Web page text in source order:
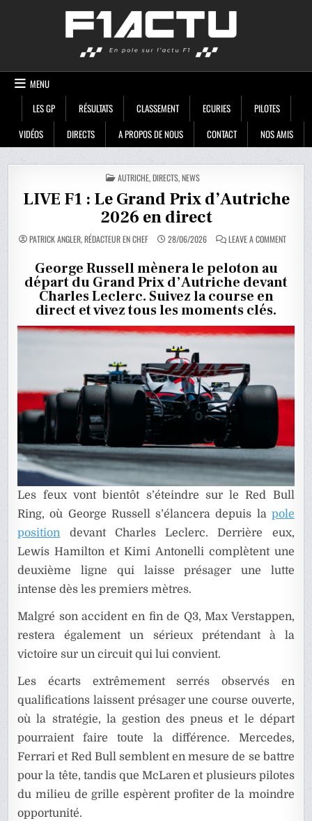
MENU
LES GP
RÉSULTATS CLASSEMENT ECURIES
PILOTES
VIDÉOS
DIRECTS A PROPOS DE NOUS CONTACT NOS AMIS
POSTED
IN
AUTRICHE,DIRECTS,NEWS
LIVE F1 : Le Grand Prix d’Autriche
2026 en direct
PATRICK ANGLER, RÉDACTEUR EN CHEF 28/06/2026 LEAVE A COMMENTON
GRAND
PRIX
George Russell mènera le peloton au
départ du Grand Prix d’Autriche devant
Charles Leclerc. Suivez la course en
direct et vivez tous les moments clés.
Les feux vont bientôt s’éteindre sur le Red Bull
Ring, où George Russell s’élancera depuis la pole
position devant Charles Leclerc. Derrière eux,
Lewis Hamilton et Kimi Antonelli complètent une
deuxième ligne qui laisse présager une lutte
intense dès les premiers mètres.
Malgré son accident en fin de Q3, Max Verstappen,
restera également un sérieux prétendant à la
victoire sur un circuit qui lui convient.
Les écarts extrêmement serrés observés en
qualifications laissent présager une course ouverte,
où la stratégie, la gestion des pneus et le départ
pourraient faire toute la différence. Mercedes,
Ferrari et Red Bull semblent en mesure de se battre
pour la tête, tandis que McLaren et plusieurs pilotes
du milieu de grille espèrent profiter de la moindre
opportunité.